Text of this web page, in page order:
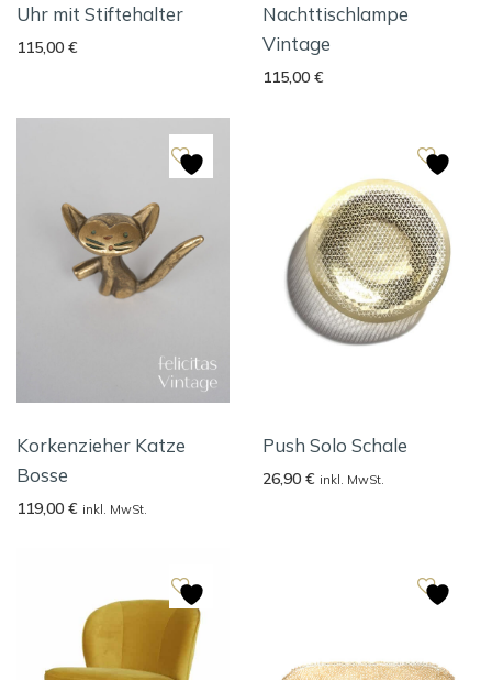
Uhr mit Stiftehalter
115,00 €
Nachttischlampe
Vintage
115,00 €
Korkenzieher Katze
Bosse
119,00 € inkl. MwSt.
Push Solo Schale
26,90 € inkl. MwSt.